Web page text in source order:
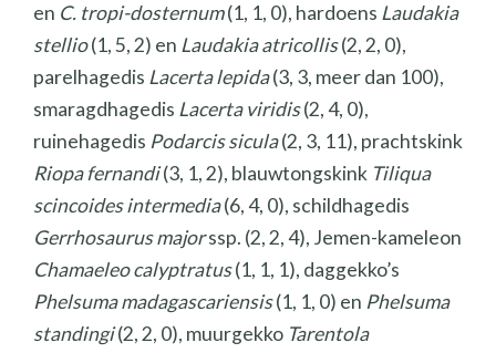
en C. tropi-dosternum(1, 1, 0), hardoens Laudakia
stellio(1, 5, 2) en Laudakia atricollis(2, 2, 0),
parelhagedis Lacerta lepida(3, 3, meer dan 100),
smaragdhagedis Lacerta viridis(2, 4, 0),
ruinehagedis Podarcis sicula(2, 3, 11), prachtskink
Riopa fernandi(3, 1, 2), blauwtongskink Tiliqua
scincoides intermedia(6, 4, 0), schildhagedis
Gerrhosaurus majorssp. (2, 2, 4), Jemen-kameleon
Chamaeleo calyptratus(1, 1, 1), daggekko’s
Phelsuma madagascariensis(1, 1, 0) en Phelsuma
standingi(2, 2, 0), muurgekko Tarentola